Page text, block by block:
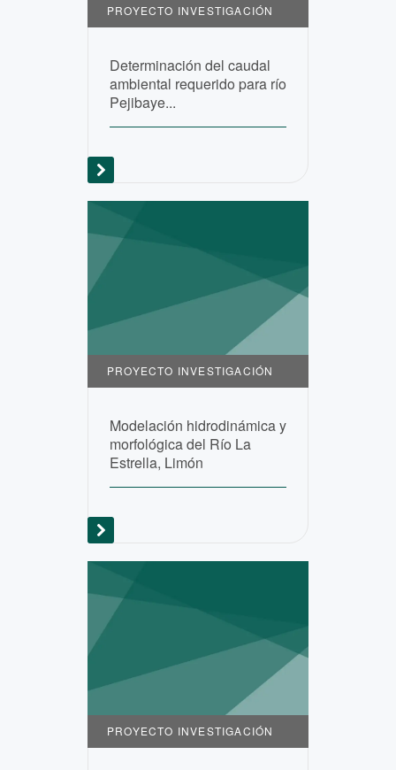
PROYECTO INVESTIGACIÓN
Determinación del caudal
ambiental requerido para río
Pejibaye...
PROYECTO INVESTIGACIÓN
Modelación hidrodinámica y
morfológica del Río La
Estrella, Limón
PROYECTO INVESTIGACIÓN